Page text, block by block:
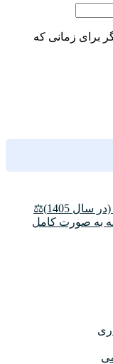
برای زمانی که
به صورت کامل